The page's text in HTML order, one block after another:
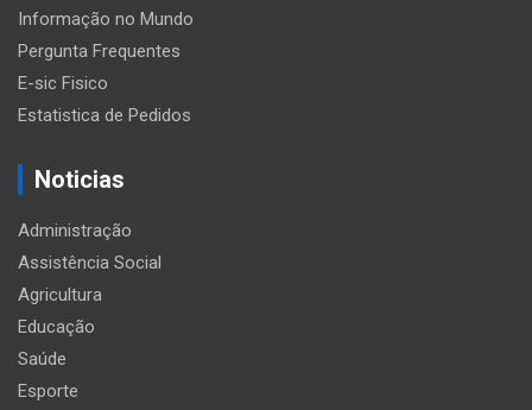
Informação no Mundo
Pergunta Frequentes
E-sic Fisico
Estatistica de Pedidos
Noticias
Administração
Assistência Social
Agricultura
Educação
Saúde
Esporte